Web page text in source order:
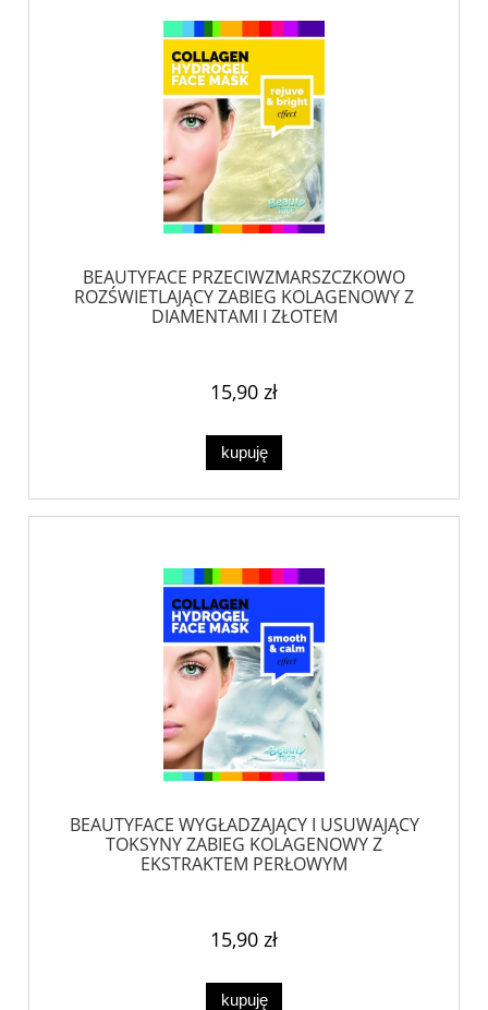
BEAUTYFACE PRZECIWZMARSZCZKOWO
ROZŚWIETLAJĄCY ZABIEG KOLAGENOWY Z
DIAMENTAMI I ZŁOTEM
15,90 zł
kupuję
BEAUTYFACE WYGŁADZAJĄCY I USUWAJĄCY
TOKSYNY ZABIEG KOLAGENOWY Z
EKSTRAKTEM PERŁOWYM
15,90 zł
kupuję